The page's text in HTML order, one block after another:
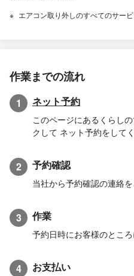
エアコン取り外しのすべてのサービ
作業までの流れ
1 ネット予約
このページにあるくらし
クして ネット予約をしてく
2 予約確認
当社から予約確認の連絡を
3 作業
予約日時にお客様のとこ
4 お支払い